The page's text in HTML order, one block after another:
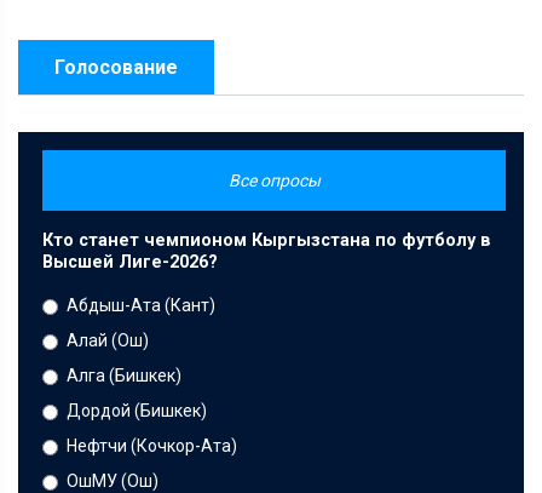
Голосование
Все опросы
Кто станет чемпионом Кыргызстана по футболу в
Высшей Лиге-2026?
Абдыш-Ата (Кант)
Алай (Ош)
Алга (Бишкек)
Дордой (Бишкек)
Нефтчи (Кочкор-Ата)
ОшМУ (Ош)